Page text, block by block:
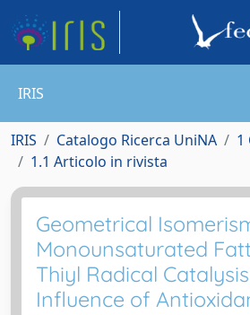
IRIS
IRIS Catalogo Ricerca UniNA
1
1.1 Articolo in rivista
Geometrical
Monounsaturated
Thiyl Radical
Influence of